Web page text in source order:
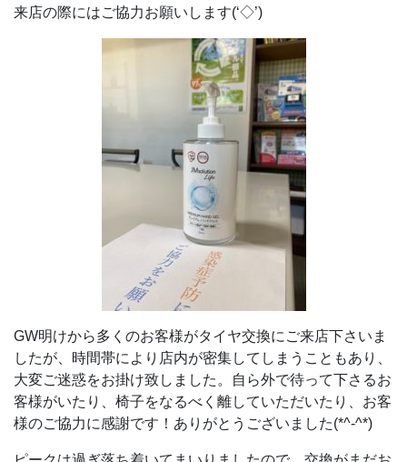
来店の際にはご協力お願いします(‘◇’)ゞ
GW明けから多くのお客様がタイヤ交換にご来店下さいま
したが、時間帯により店内が密集してしまうこともあり、
大変ご迷惑をお掛け致しました。自ら外で待って下さるお
客様がいたり、椅子をなるべく離していただいたり、お客
様のご協力に感謝です！ありがとうございました(*^-^*)